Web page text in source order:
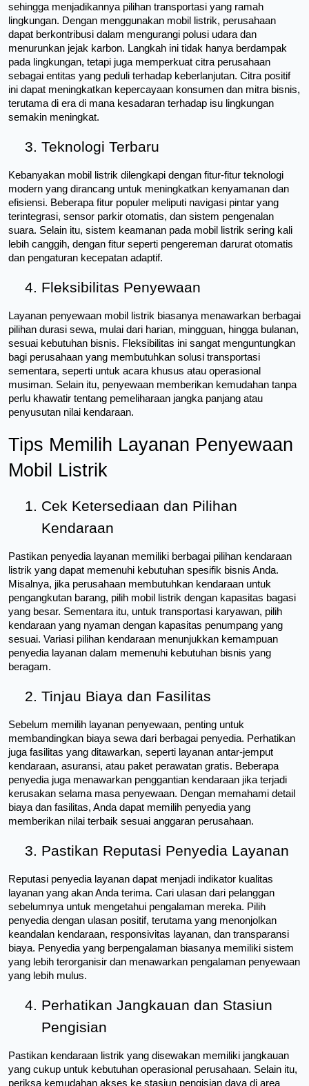
sehingga menjadikannya pilihan transportasi yang ramah
lingkungan. Dengan menggunakan mobil listrik, perusahaan
dapat berkontribusi dalam mengurangi polusi udara dan
menurunkan jejak karbon. Langkah ini tidak hanya berdampak
pada lingkungan, tetapi juga memperkuat citra perusahaan
sebagai entitas yang peduli terhadap keberlanjutan. Citra positif
ini dapat meningkatkan kepercayaan konsumen dan mitra bisnis,
terutama di era di mana kesadaran terhadap isu lingkungan
semakin meningkat.
Teknologi Terbaru
Kebanyakan mobil listrik dilengkapi dengan fitur-fitur teknologi
modern yang dirancang untuk meningkatkan kenyamanan dan
efisiensi. Beberapa fitur populer meliputi navigasi pintar yang
terintegrasi, sensor parkir otomatis, dan sistem pengenalan
suara. Selain itu, sistem keamanan pada mobil listrik sering kali
lebih canggih, dengan fitur seperti pengereman darurat otomatis
dan pengaturan kecepatan adaptif.
Fleksibilitas Penyewaan
Layanan penyewaan mobil listrik biasanya menawarkan berbagai
pilihan durasi sewa, mulai dari harian, mingguan, hingga bulanan,
sesuai kebutuhan bisnis. Fleksibilitas ini sangat menguntungkan
bagi perusahaan yang membutuhkan solusi transportasi
sementara, seperti untuk acara khusus atau operasional
musiman. Selain itu, penyewaan memberikan kemudahan tanpa
perlu khawatir tentang pemeliharaan jangka panjang atau
penyusutan nilai kendaraan.
Tips Memilih Layanan Penyewaan
Mobil Listrik
Cek Ketersediaan dan Pilihan
Kendaraan
Pastikan penyedia layanan memiliki berbagai pilihan kendaraan
listrik yang dapat memenuhi kebutuhan spesifik bisnis Anda.
Misalnya, jika perusahaan membutuhkan kendaraan untuk
pengangkutan barang, pilih mobil listrik dengan kapasitas bagasi
yang besar. Sementara itu, untuk transportasi karyawan, pilih
kendaraan yang nyaman dengan kapasitas penumpang yang
sesuai. Variasi pilihan kendaraan menunjukkan kemampuan
penyedia layanan dalam memenuhi kebutuhan bisnis yang
beragam.
Tinjau Biaya dan Fasilitas
Sebelum memilih layanan penyewaan, penting untuk
membandingkan biaya sewa dari berbagai penyedia. Perhatikan
juga fasilitas yang ditawarkan, seperti layanan antar-jemput
kendaraan, asuransi, atau paket perawatan gratis. Beberapa
penyedia juga menawarkan penggantian kendaraan jika terjadi
kerusakan selama masa penyewaan. Dengan memahami detail
biaya dan fasilitas, Anda dapat memilih penyedia yang
memberikan nilai terbaik sesuai anggaran perusahaan.
Pastikan Reputasi Penyedia Layanan
Reputasi penyedia layanan dapat menjadi indikator kualitas
layanan yang akan Anda terima. Cari ulasan dari pelanggan
sebelumnya untuk mengetahui pengalaman mereka. Pilih
penyedia dengan ulasan positif, terutama yang menonjolkan
keandalan kendaraan, responsivitas layanan, dan transparansi
biaya. Penyedia yang berpengalaman biasanya memiliki sistem
yang lebih terorganisir dan menawarkan pengalaman penyewaan
yang lebih mulus.
Perhatikan Jangkauan dan Stasiun
Pengisian
Pastikan kendaraan listrik yang disewakan memiliki jangkauan
yang cukup untuk kebutuhan operasional perusahaan. Selain itu,
periksa kemudahan akses ke stasiun pengisian daya di area